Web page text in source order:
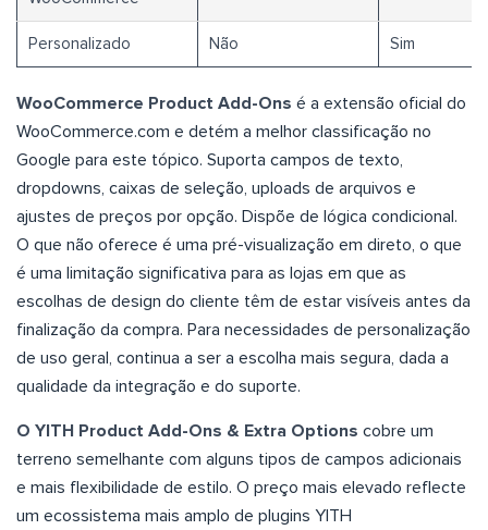
Personalizado Não Sim
WooCommerce Product Add-Ons é a extensão oficial do
WooCommerce.com e detém a melhor classificação no
Google para este tópico. Suporta campos de texto,
dropdowns, caixas de seleção, uploads de arquivos e
ajustes de preços por opção. Dispõe de lógica condicional.
O que não oferece é uma pré-visualização em direto, o que
é uma limitação significativa para as lojas em que as
escolhas de design do cliente têm de estar visíveis antes da
finalização da compra. Para necessidades de personalização
de uso geral, continua a ser a escolha mais segura, dada a
qualidade da integração e do suporte.
O YITH Product Add-Ons & Extra Options cobre um
terreno semelhante com alguns tipos de campos adicionais
e mais flexibilidade de estilo. O preço mais elevado reflecte
um ecossistema mais amplo de plugins YITH